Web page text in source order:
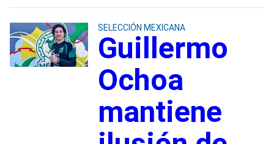
SELECCIÓN MEXICANA
Guillermo
Ochoa
mantiene